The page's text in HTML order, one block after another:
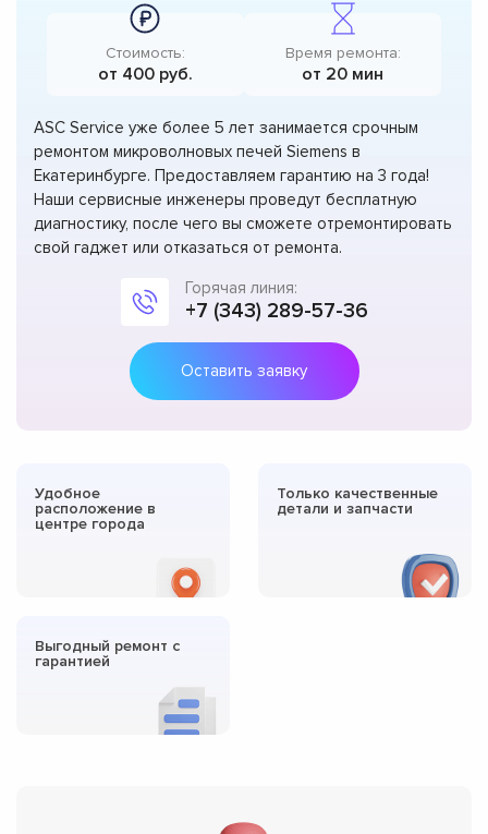
Стоимость:
от 400 руб.
Время ремонта:
от 20 мин
ASC Service уже более 5 лет занимается срочным
ремонтом микроволновых печей Siemens в
Екатеринбурге. Предоставляем гарантию на 3 года!
Наши сервисные инженеры проведут бесплатную
диагностику, после чего вы сможете отремонтировать
свой гаджет или отказаться от ремонта.
Горячая линия:
+7 (343) 289-57-36
Оставить заявку
Удобное
расположение в
центре города
Только качественные
детали и запчасти
Выгодный ремонт с
гарантией